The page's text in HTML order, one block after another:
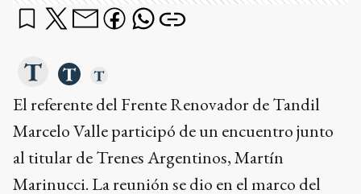
El referente del Frente Renovador de Tandil
Marcelo Valle participó de un encuentro junto
al titular de Trenes Argentinos, Martín
Marinucci. La reunión se dio en el marco del